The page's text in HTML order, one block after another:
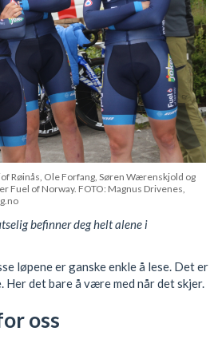
Røinås, Ole Forfang, Søren Wærenskjold og
Fuel of Norway. FOTO: Magnus Drivenes,
befinner deg helt alene i
løpene er ganske enkle å lese. Det er
det bare å være med når det skjer.
oss